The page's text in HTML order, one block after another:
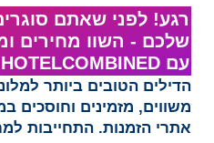
רגע! לפני שאתם
שלכם - השוו מחירים
עם HOTELCOMBINED‏​
הדילים הטובים ביותר
משווים, מזמינים וחוסכים
אתרי הזמנות. התחייבות